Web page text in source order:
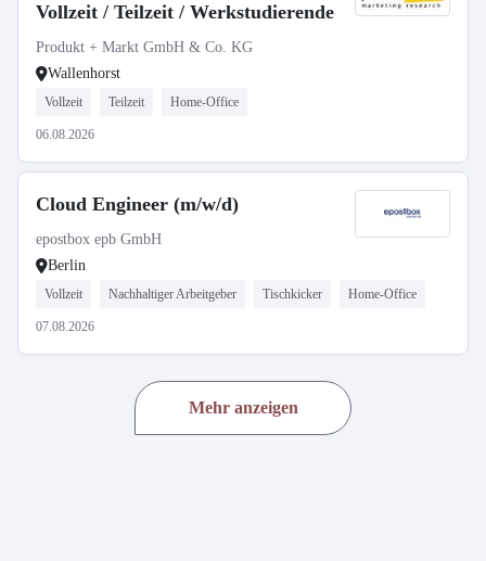
Vollzeit / Teilzeit / Werkstudierende
Produkt + Markt GmbH & Co. KG
Wallenhorst
Vollzeit Teilzeit Home-Office
06.08.2026
Cloud Engineer (m/w/d)
epostbox epb GmbH
Berlin
Vollzeit Nachhaltiger Arbeitgeber Tischkicker Home-Office
07.08.2026
Mehr anzeigen